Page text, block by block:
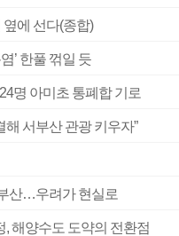
에 선다(종합)
’ 한풀 꺾일 듯
명 아미초 통폐합 기로
해 서부산 관광 키우자”
산…우려가 현실로
, 해양수도 도약의 전환점